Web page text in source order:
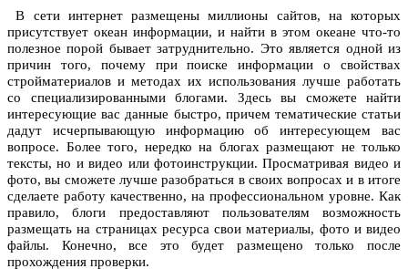
В сети интернет размещены миллионы сайтов, на которых
присутствует океан информации, и найти в этом океане что-то
полезное порой бывает затруднительно. Это является одной из
причин того, почему при поиске информации о свойствах
стройматериалов и методах их использования лучше работать
со специализированными блогами. Здесь вы сможете найти
интересующие вас данные быстро, причем тематические статьи
дадут исчерпывающую информацию об интересующем вас
вопросе. Более того, нередко на блогах размещают не только
тексты, но и видео или фотоинструкции. Просматривая видео и
фото, вы сможете лучше разобраться в своих вопросах и в итоге
сделаете работу качественно, на профессиональном уровне. Как
правило,блоги предоставляют пользователям возможность
размещать на страницах ресурса свои материалы, фото и видео
файлы. Конечно, все это будет размещено только после
прохождения проверки.